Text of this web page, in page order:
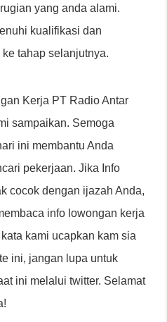
yang anda alami.
kualifikasi dan
tahap selanjutnya.
Kerja PT Radio Antar
sampaikan. Semoga
ini membantu Anda
pekerjaan. Jika Info
cocok dengan ijazah Anda,
info lowongan kerja
kami ucapkan kam sia
ini, jangan lupa untuk
ini melalui twitter. Selamat